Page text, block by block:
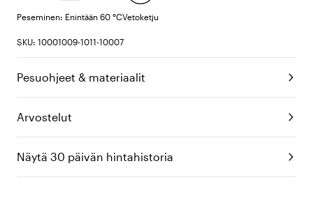
Peseminen: Enintään 60 °CVetoketju
SKU: 10001009-1011-10007
Pesuohjeet & materiaalit
Arvostelut
Näytä 30 päivän hintahistoria